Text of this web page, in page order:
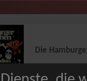
Die